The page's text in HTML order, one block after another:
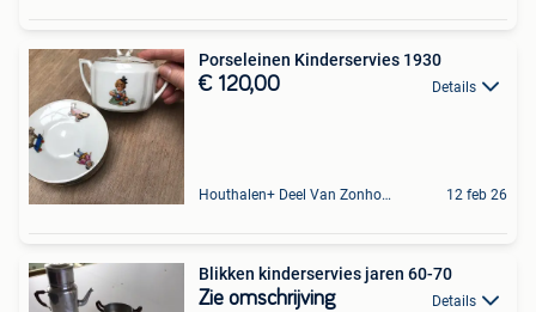
Porseleinen Kinderservies 1930
€ 120,00 Details
Houthalen+ Deel Van Zonhoven En Zolder 12 feb 26
Blikken kinderservies jaren 60-70
Zie omschrijving Details